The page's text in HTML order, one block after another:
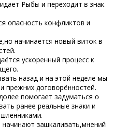
Рыбы и переходит в знак
опасность конфликтов и
начинается новый виток в
ускоренный процесс к
назад и на этой неделе мы
прежних договорённостей.
помогает задуматься о
ранее реальные знаки и
зашкаливать,мнений